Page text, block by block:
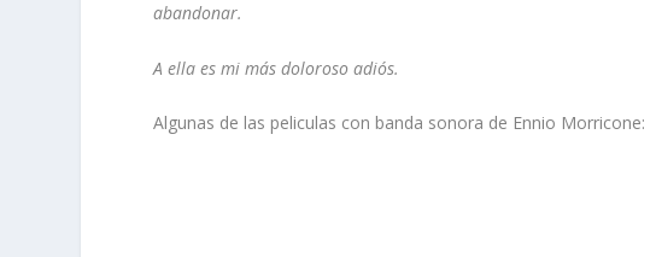
abandonar.
A ella es mi más doloroso adiós.
Algunas de las peliculas con banda sonora de Ennio Morricone: